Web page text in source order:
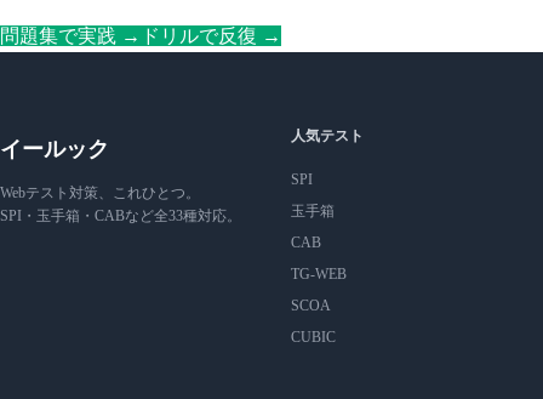
問題集で実践 → ドリルで反復 →
イールック
Webテスト対策、これひとつ。
SPI・玉手箱・CABなど全33種対応。
人気テスト
SPI
玉手箱
CAB
TG-WEB
SCOA
CUBIC